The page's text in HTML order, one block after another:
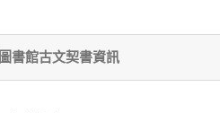
圖書館古文契書資訊